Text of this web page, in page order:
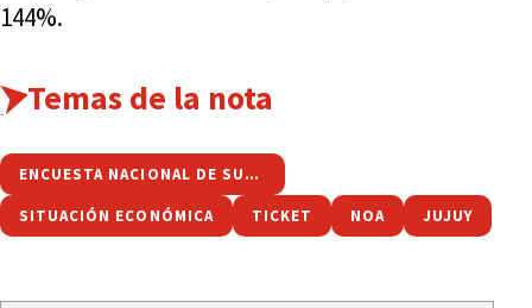
144%.
Temas de la nota
ENCUESTA NACIONAL DE SUPERMERCADOS
SITUACIÓN ECONÓMICA TICKET NOA JUJUY